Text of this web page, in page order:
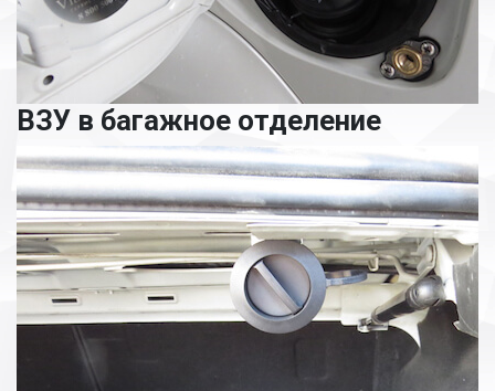
ВЗУ в багажное отделение